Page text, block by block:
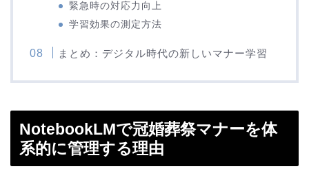
緊急時の対応力向上
学習効果の測定方法
まとめ：デジタル時代の新しいマナー学習
NotebookLMで冠婚葬祭マナーを体
系的に管理する理由